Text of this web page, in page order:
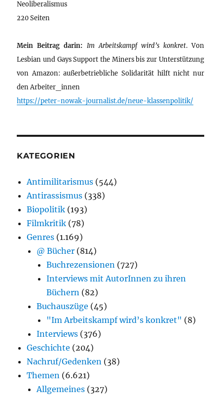
Neoliberalismus
220 Seiten
Mein Beitrag darin: Im Arbeitskampf wird’s konkret. Von
Lesbian und Gays Support the Miners bis zur Unterstützung
von Amazon: außerbetriebliche Solidarität hilft nicht nur
den Arbeiter_innen
https://peter-nowak-journalist.de/neue-klassenpolitik/
KATEGORIEN
Antimilitarismus (544)
Antirassismus (338)
Biopolitik (193)
Filmkritik (78)
Genres (1.169)
@ Bücher (814)
Buchrezensionen (727)
Interviews mit AutorInnen zu ihren
Büchern (82)
Buchauszüge (45)
"Im Arbeitskampf wird’s konkret" (8)
Interviews (376)
Geschichte (204)
Nachruf/Gedenken (38)
Themen (6.621)
Allgemeines (327)